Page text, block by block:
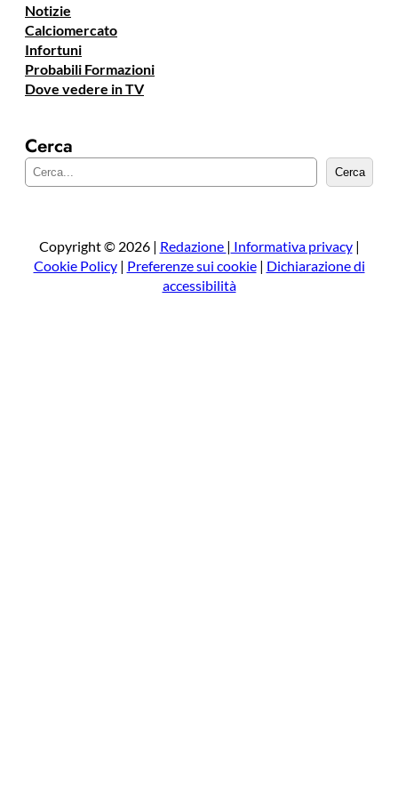
Notizie
Calciomercato
Infortuni
Probabili Formazioni
Dove vedere in TV
Cerca
e
a
Cerca
Copyright © 2026 | Redazione | Informativa privacy|
Cookie Policy| Preferenze sui cookie| Dichiarazione di
accessibilità